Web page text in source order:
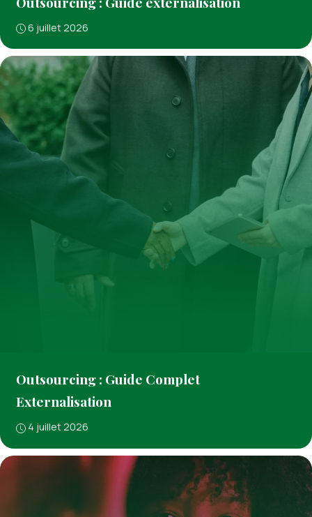
6 juillet 2026
Outsourcing : Guide Complet
Externalisation
4 juillet 2026